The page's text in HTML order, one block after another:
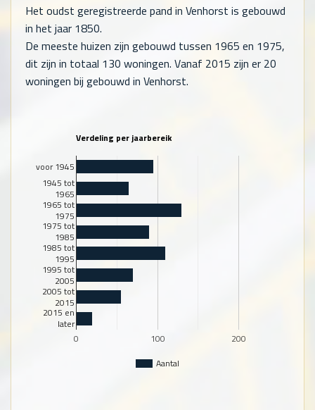
Het oudst geregistreerde pand in Venhorst is gebouwd
in het jaar 1850.
De meeste huizen zijn gebouwd tussen 1965 en 1975,
dit zijn in totaal 130 woningen. Vanaf 2015 zijn er 20
woningen bij gebouwd in Venhorst.
Verdeling per jaarbereik
Aantal
0 100 200
voor 1945
1945 tot
1965
1965 tot
1975
1975 tot
1985
1985 tot
1995
1995 tot
2005
2005 tot
2015
2015 en
later